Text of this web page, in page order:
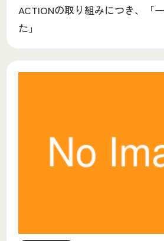
ACTIONの取り組みにつき、「
た」